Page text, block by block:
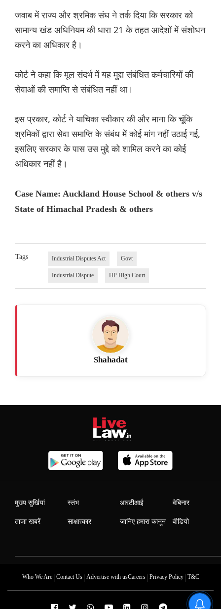
जवाब में राज्य और श्रमिक संघ ने तर्क दिया कि सरकार को
सामान्य खंड अधिनियम की धारा 21 के तहत आदेशों में संशोधन
करने का अधिकार है।
कोर्ट ने कहा कि मूल संदर्भ में यह मुद्दा संबंधित कर्मचारियों की
सेवाओं की समाप्ति से संबंधित नहीं था।
इस प्रकार, कोर्ट ने याचिका स्वीकार की और माना कि चूंकि
श्रमिकों द्वारा सेवा समाप्ति के संबंध में कोई मांग नहीं उठाई गई,
इसलिए सरकार के पास उस मुद्दे को शामिल करने का कोई
अधिकार नहीं है।
Case Name: Auckland House School & others v/s
State of Himachal Pradesh & others
Tags Industrial Disputes Act Govt
Industrial Dispute HP High Court
Shahadat
मुख्य सुर्खियां
ताजा खबरें
स्तंभ
साक्षात्कार
आरटीआई
जानिए हमारा कानून
वेबिनार
वीडियो
Who We Are| Contact Us| Advertise with usCareers| Privacy Policy| T&C